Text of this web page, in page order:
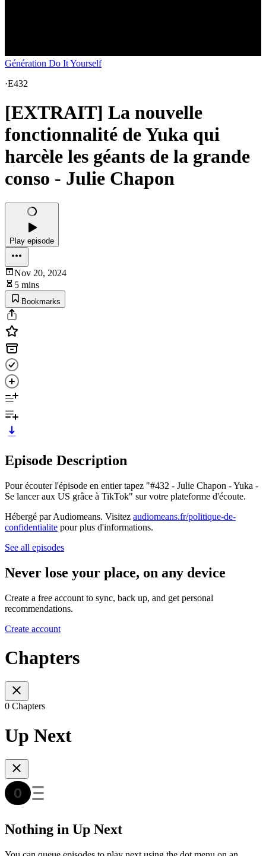
Génération Do It Yourself
·E432
[EXTRAIT] La nouvelle
fonctionnalité de Yuka qui
harcèle les géants de la grande
conso - Julie Chapon
Play episode
Nov 20, 2024
5 mins
Bookmarks
Episode Description
Pour écouter l'épisode en entier tapez "#432 - Julie Chapon - Yuka -
Se lancer aux US grâce à TikTok" sur votre plateforme d'écoute.
Hébergé par Audiomeans. Visitez audiomeans.fr/politique-de-
confidentialite pour plus d'informations.
See all episodes
Never lose your place, on any device
Create a free account to sync, back up, and get personal
recommendations.
Create account
Chapters
0 Chapters
Up Next
Nothing in Up Next